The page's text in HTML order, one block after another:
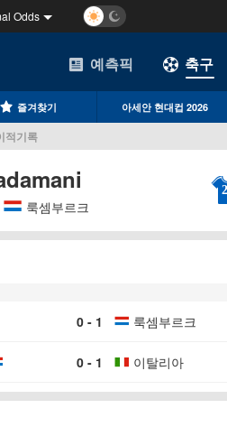
Odds
예측픽 축구
즐겨찾기 아세안 현대컵 2026
적기록
룩셈부르크
0 - 1 룩셈부르크
0 - 1 이탈리아